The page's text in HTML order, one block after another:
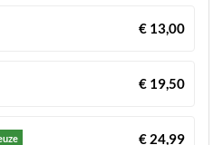
€ 13,00
€ 19,50
€ 24,99